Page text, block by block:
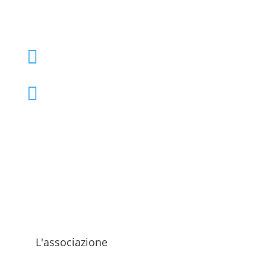


L'associazione